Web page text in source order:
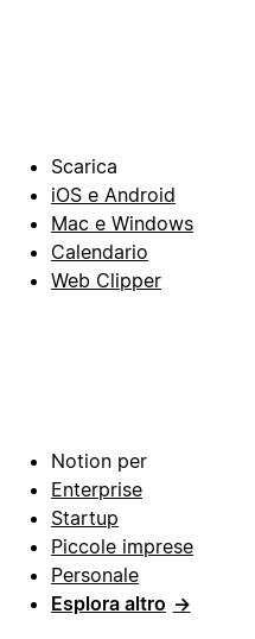
Scarica
iOS e Android
Mac e Windows
Calendario
Web Clipper
Notion per
Enterprise
Startup
Piccole imprese
Personale
Esplora altro →